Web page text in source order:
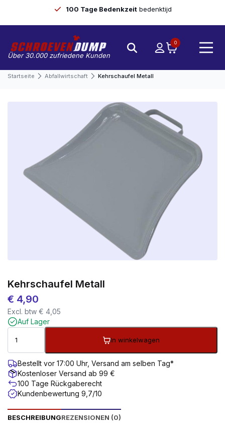
100 Tage Bedenkzeitbedenktijd
Über 30.000 zufriedene Kunden
0
Startseite Abfallwirtschaft Kehrschaufel Metall
Kehrschaufel Metall
€ 4,90
Excl. btw € 4,05
Auf Lager
In winkelwagen
Bestellt vor 17:00 Uhr, Versand am selben Tag*
Kostenloser Versand ab 99 €
100 Tage Rückgaberecht
Kundenbewertung 9,7/10
BESCHREIBUNGREZENSIONEN (0)